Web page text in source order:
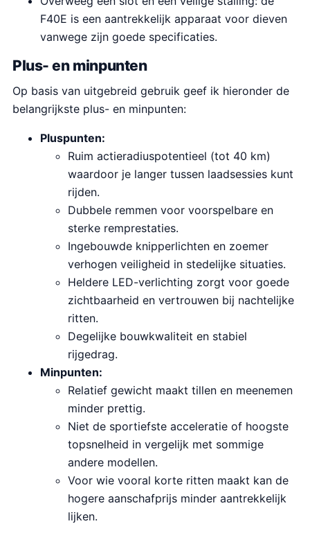
F40E is een aantrekkelijk apparaat voor dieven
vanwege zijn goede specificaties.
Plus- en minpunten
Op basis van uitgebreid gebruik geef ik hieronder de
belangrijkste plus- en minpunten:
Pluspunten:
Ruim actieradiuspotentieel (tot 40 km)
waardoor je langer tussen laadsessies kunt
rijden.
Dubbele remmen voor voorspelbare en
sterke remprestaties.
Ingebouwde knipperlichten en zoemer
verhogen veiligheid in stedelijke situaties.
Heldere LED-verlichting zorgt voor goede
zichtbaarheid en vertrouwen bij nachtelijke
ritten.
Degelijke bouwkwaliteit en stabiel
rijgedrag.
Minpunten:
Relatief gewicht maakt tillen en meenemen
minder prettig.
Niet de sportiefste acceleratie of hoogste
topsnelheid in vergelijk met sommige
andere modellen.
Voor wie vooral korte ritten maakt kan de
hogere aanschafprijs minder aantrekkelijk
lijken.